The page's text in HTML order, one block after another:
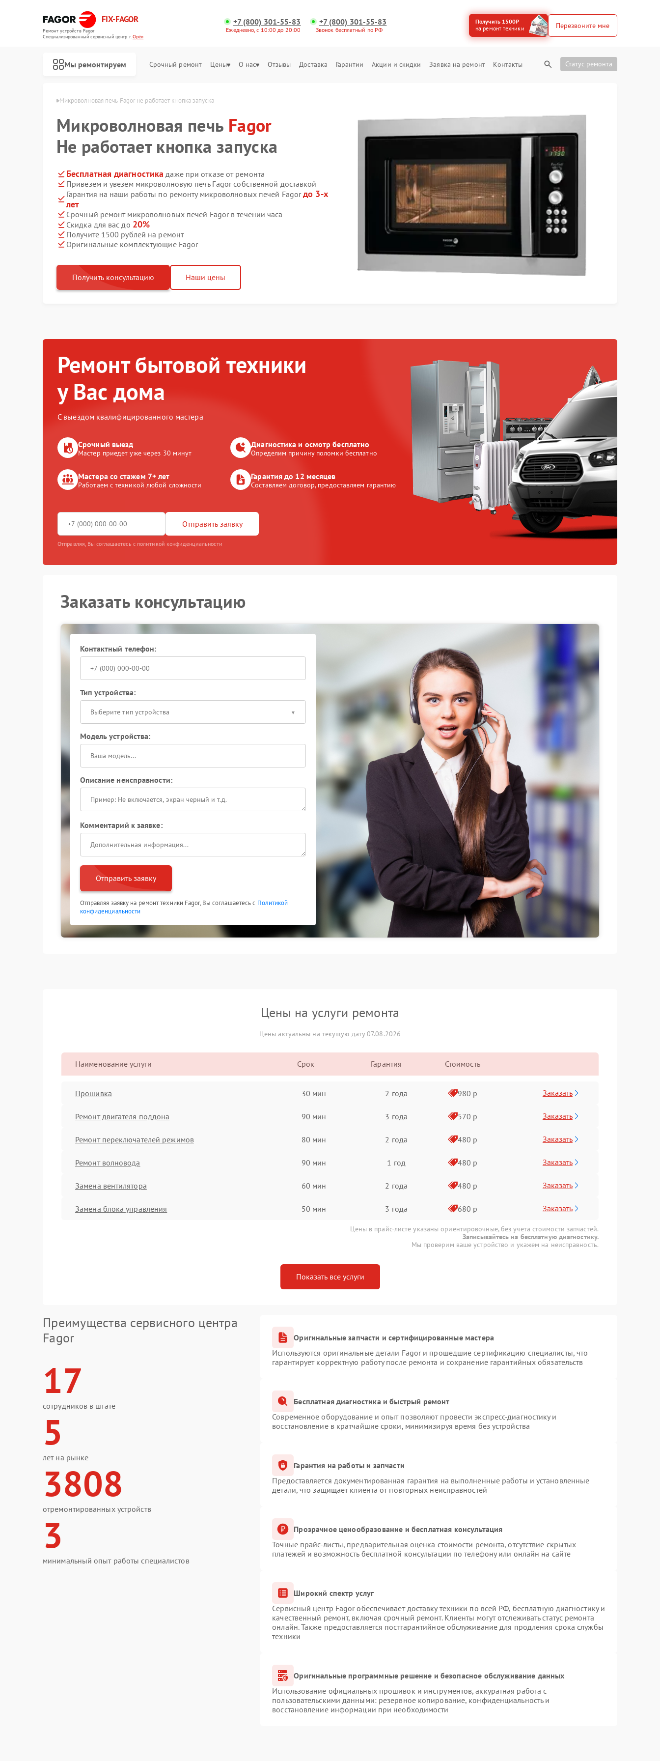
FIX-FAGOR
Ремонт устройств Fagor
Специализированный cервисный центр г.Орёл
+7 (800) 301-55-83
Ежедневно, с 10:00 до 20:00
+7 (800) 301-55-83
Звонок бесплатный по РФ
Получить 1500₽
на ремонт техники
Перезвоните мне
Мы ремонтируем Срочный ремонт Цены О нас Отзывы Доставка Гарантии Акции и скидки Заявка на ремонт Контакты Статус ремонта
Микроволновая печь Fagor не работает кнопка запуска
Микроволновая печь Fagor
Не работает кнопка запуска
Бесплатная диагностика даже при отказе от ремонта
Привезем и увезем микроволновую печь Fagor собственной доставкой
Гарантия на наши работы по ремонту микроволновых печей Fagorдо 3-х
лет
Срочный ремонт микроволновых печей Fagor в течении часа
Скидка для вас до 20%
Получите 1500 рублей на ремонт
Оригинальные комплектующие Fagor
Получить консультацию Наши цены
Ремонт бытовой техники
у Вас дома
С выездом квалифицированного мастера
Срочный выезд
Мастер приедет уже через 30 минут
Диагностика и осмотр бесплатно
Определим причину поломки бесплатно
Мастера со стажем 7+ лет
Работаем с техникой любой сложности
Гарантия до 12 месяцев
Составляем договор, предоставляем гарантию
Отправить заявку
Отправляя, Вы соглашаетесь с политикой конфиденциальности
Заказать консультацию
Контактный телефон:
Тип устройства:
Выберите тип устройства
Модель устройства:
Описание неисправности:
Комментарий к заявке:
Отправить заявку
Отправляя заявку на ремонт техники Fagor, Вы соглашаетесь с Политикой
конфиденциальности
Цены на услуги ремонта
Цены актуальны на текущую дату 07.08.2026
Наименование услуги Срок Гарантия Стоимость
Прошивка 30 мин 2 года 980 р Заказать
Ремонт двигателя поддона 90 мин 3 года 570 р Заказать
Ремонт переключателей режимов 80 мин 2 года 480 р Заказать
Ремонт волновода 90 мин 1 год 480 р Заказать
Замена вентилятора 60 мин 2 года 480 р Заказать
Замена блока управления 50 мин 3 года 680 р Заказать
Цены в прайс-листе указаны ориентировочные, без учета стоимости запчастей.
Записывайтесь на бесплатную диагностику.
Мы проверим ваше устройство и укажем на неисправность.
Показать все услуги
Преимущества сервисного центра
Fagor
17
сотрудников в штате
5
лет на рынке
3808
отремонтированных устройств
3
минимальный опыт работы специалистов
Оригинальные запчасти и сертифицированные мастера
Используются оригинальные детали Fagor и прошедшие сертификацию специалисты, что
гарантирует корректную работу после ремонта и сохранение гарантийных обязательств
Бесплатная диагностика и быстрый ремонт
Современное оборудование и опыт позволяют провести экспресс-диагностику и
восстановление в кратчайшие сроки, минимизируя время без устройства
Гарантия на работы и запчасти
Предоставляется документированная гарантия на выполненные работы и установленные
детали, что защищает клиента от повторных неисправностей
Прозрачное ценообразование и бесплатная консультация
Точные прайс-листы, предварительная оценка стоимости ремонта, отсутствие скрытых
платежей и возможность бесплатной консультации по телефону или онлайн на сайте
Широкий спектр услуг
Сервисный центр Fagor обеспечивает доставку техники по всей РФ, бесплатную диагностику и
качественный ремонт, включая срочный ремонт. Клиенты могут отслеживать статус ремонта
онлайн. Также предоставляется постгарантийное обслуживание для продления срока службы
техники
Оригинальные программные решение и безопасное обслуживание данных
Использование официальных прошивок и инструментов, аккуратная работа с
пользовательскими данными: резервное копирование, конфиденциальность и
восстановление информации при необходимости